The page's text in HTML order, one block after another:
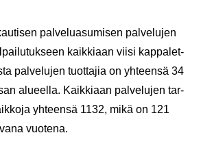
pal­ve­lua­su­mi­sen pal­ve­lu­jen
kaik­ki­aan viisi kap­pa­let­
pal­ve­lu­jen tuot­ta­jia on yh­teen­sä 34
alu­eel­la. Kaik­ki­aan pal­ve­lu­jen tar­
yh­teen­sä 1132, mikä on 121
vuo­te­na.